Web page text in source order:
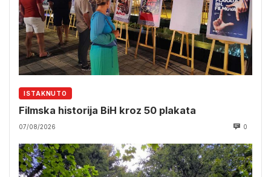
ISTAKNUTO
Filmska historija BiH kroz 50 plakata
07/08/2026 0